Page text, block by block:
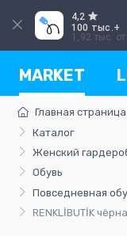
4,2
100 тыс.+
1,92 тыс.
MARKET
Главная страница
Каталог
Женский
Обувь
Повседневная
RENKLİBUTİK